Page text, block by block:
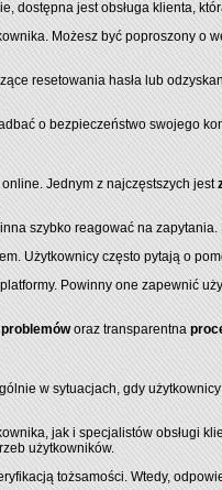
dostępna jest obsługa klienta,
Możesz być poproszony
resetowania hasła lub
o bezpieczeństwo swojego
online. Jednym z najczęstszych jest
szybko reagować na
Użytkownicy często pytają o
Powinny one zapewnić
problemóworaz transparentna
w sytuacjach, gdy
jak i specjalistów obsługi
użytkowników.
tożsamości. Wtedy,